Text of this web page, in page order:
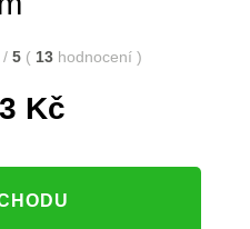
/ 5 ( 13 hodnocení )
Kč